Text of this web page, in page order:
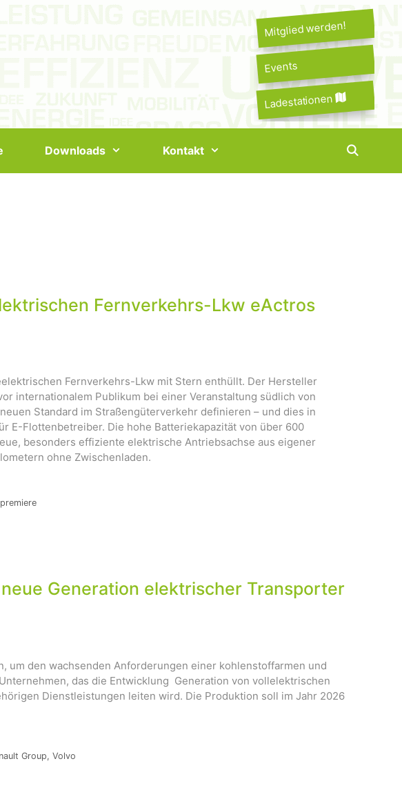
Mitglied werden!
Events
Ladestationen
Downloads Kontakt
Fernverkehrs-Lkw eActros
Fernverkehrs-Lkw mit Stern enthüllt. Der Hersteller
internationalem Publikum bei einer Veranstaltung südlich von
Standard im Straßengüterverkehr definieren – und dies in
E-Flottenbetreiber. Die hohe Batteriekapazität von über 600
besonders effiziente elektrische Antriebsachse aus eigener
ohne Zwischenladen.
neue Generation elektrischer Transporter
um den wachsenden Anforderungen einer kohlenstoffarmen und
das die Entwicklung Generation von vollelektrischen
Dienstleistungen leiten wird. Die Produktion soll im Jahr 2026
Group, Volvo